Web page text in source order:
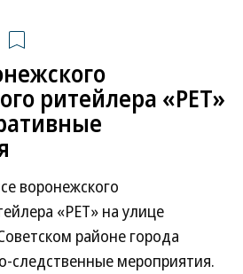
ритейлера «РЕТ»
воронежского
«РЕТ» на улице
районе города
следственные мероприятия.